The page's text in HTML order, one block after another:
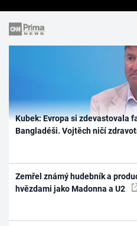
Kubek: Evropa si zdevastovala
Bangladéši. Vojtěch ničí
Zemřel známý hudebník a
hvězdami jako Madonna a U2